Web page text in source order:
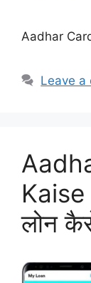
Aadhar
Leave a
Kaise
लोन